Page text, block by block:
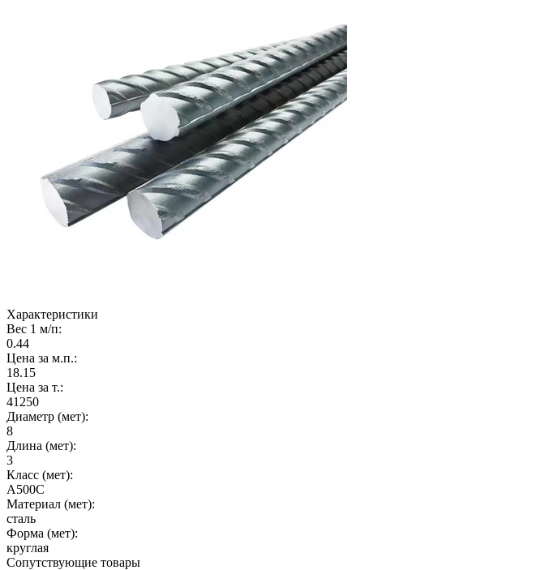
Характеристики
Вес 1 м/п:
0.44
Цена за м.п.:
18.15
Цена за т.:
41250
Диаметр (мет):
8
Длина (мет):
3
Класс (мет):
А500С
Материал (мет):
сталь
Форма (мет):
круглая
Сопутствующие товары